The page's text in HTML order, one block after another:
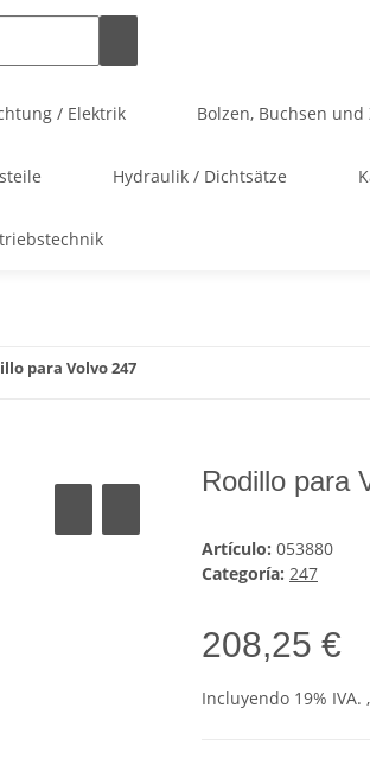
/ Elektrik Bolzen, Buchsen
Hydraulik / Dichtsätze
para Volvo 247
Rodillo para
Artículo: 053880
Categoría: 247
208,25 €
Incluyendo 19% IVA.